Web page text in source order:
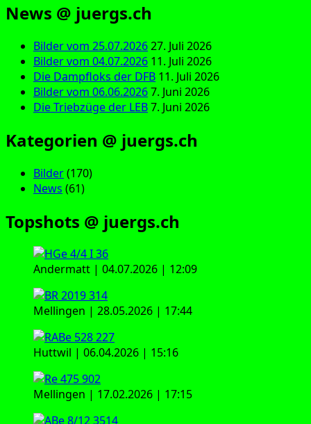
News @ juergs.ch
Bilder vom 25.07.202627. Juli 2026
Bilder vom 04.07.2026 11. Juli 2026
Die Dampfloks der DFB 11. Juli 2026
Bilder vom 06.06.20267. Juni 2026
Die Triebzüge der LEB7. Juni 2026
Kategorien @ juergs.ch
Bilder(170)
News (61)
Topshots @ juergs.ch
Andermatt | 04.07.2026 | 12:09
Mellingen | 28.05.2026 | 17:44
Huttwil | 06.04.2026 | 15:16
Mellingen | 17.02.2026 | 17:15